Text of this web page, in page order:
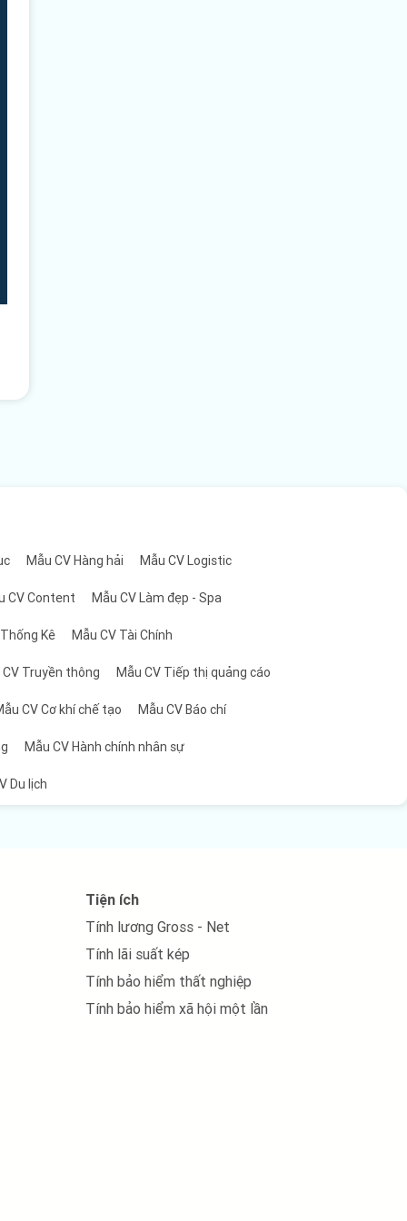
Mẫu CV Hàng hải Mẫu CV Logistic
CV Content Mẫu CV Làm đẹp - Spa
Kê Mẫu CV Tài Chính
Truyền thông Mẫu CV Tiếp thị quảng cáo
CV Cơ khí chế tạo Mẫu CV Báo chí
Mẫu CV Hành chính nhân sự
Du lịch
Tiện ích
Tính lương Gross - Net
Tính lãi suất kép
Tính bảo hiểm thất nghiệp
Tính bảo hiểm xã hội một lần